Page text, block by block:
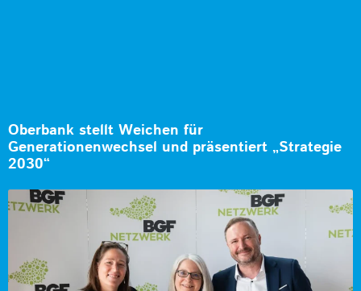
Oberbank stellt Weichen für
Generationenwechsel und präsentiert „Strategie
2030“